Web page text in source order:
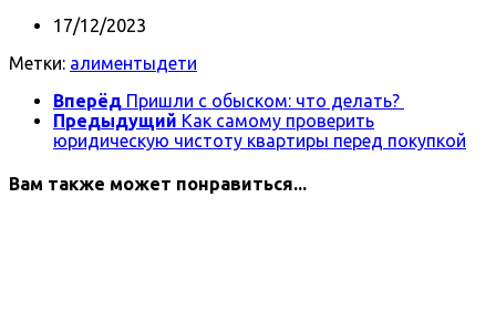
17/12/2023
Метки: алиментыдети
Вперёд Пришли с обыском: что делать?
Предыдущий Как самому проверить
юридическую чистоту квартиры перед покупкой
Вам также может понравиться...